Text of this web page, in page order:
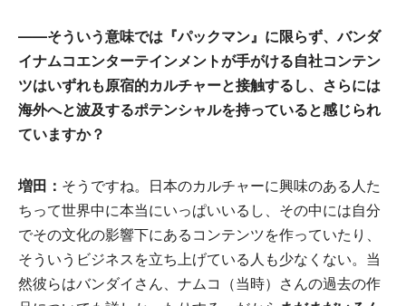
——そういう意味では『パックマン』に限らず、バンダ
イナムコエンターテインメントが手がける自社コンテン
ツはいずれも原宿的カルチャーと接触するし、さらには
海外へと波及するポテンシャルを持っていると感じられ
ていますか？
増田： そうですね。日本のカルチャーに興味のある人た
ちって世界中に本当にいっぱいいるし、その中には自分
でその文化の影響下にあるコンテンツを作っていたり、
そういうビジネスを立ち上げている人も少なくない。当
然彼らはバンダイさん、ナムコ（当時）さんの過去の作